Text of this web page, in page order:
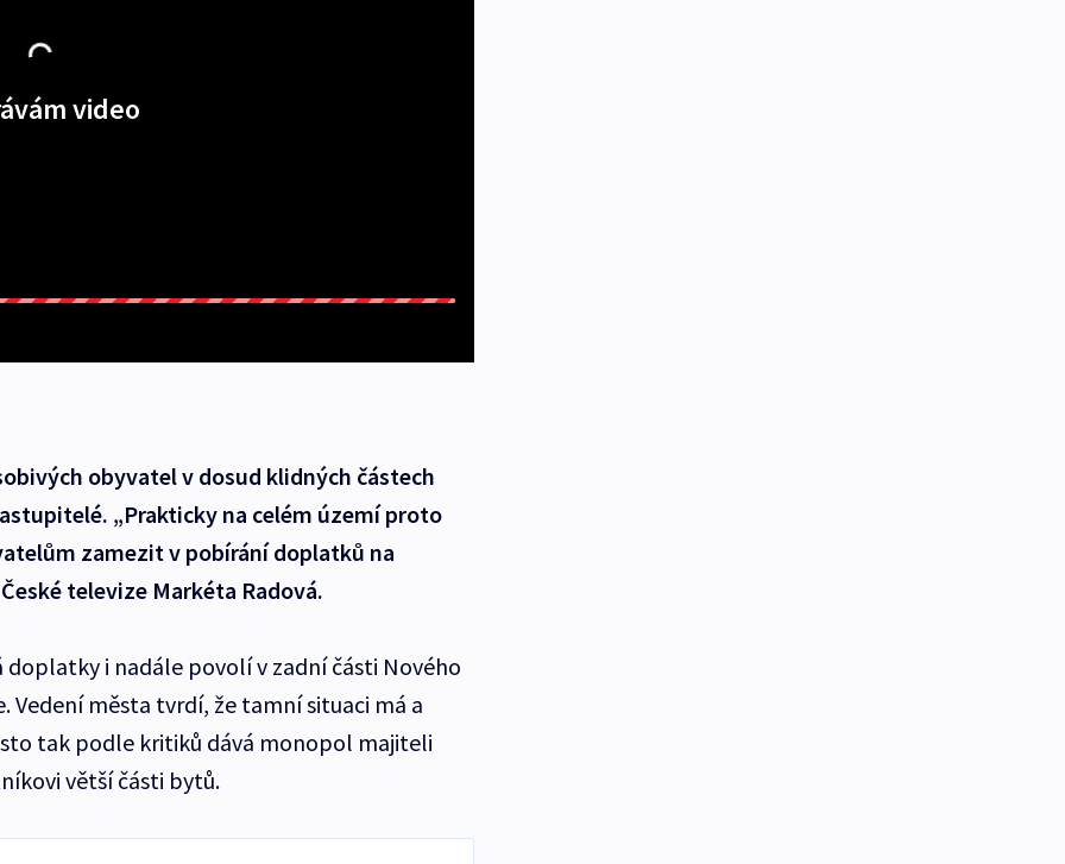
video
obyvatel v dosud klidných částech
„Prakticky na celém území proto
zamezit v pobírání doplatků na
televize Markéta Radová.
doplatky i nadále povolí v zadní části Nového
Vedení města tvrdí, že tamní situaci má a
tak podle kritiků dává monopol majiteli
větší části bytů.